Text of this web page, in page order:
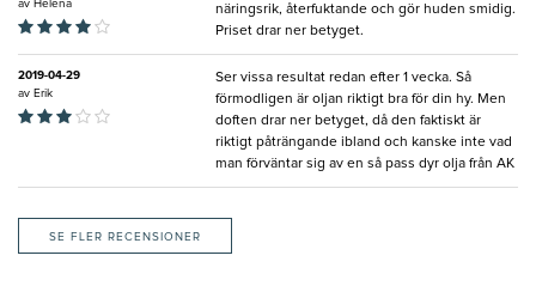
av Helena
näringsrik, återfuktande och gör huden smidig.
Priset drar ner betyget.
2019-04-29
av Erik
Ser vissa resultat redan efter 1 vecka. Så
förmodligen är oljan riktigt bra för din hy. Men
doften drar ner betyget, då den faktiskt är
riktigt påträngande ibland och kanske inte vad
man förväntar sig av en så pass dyr olja från AK
SE FLER RECENSIONER